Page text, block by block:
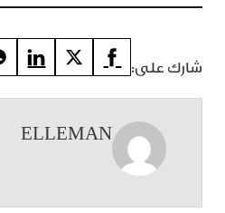
شارك على:
ELLEMAN